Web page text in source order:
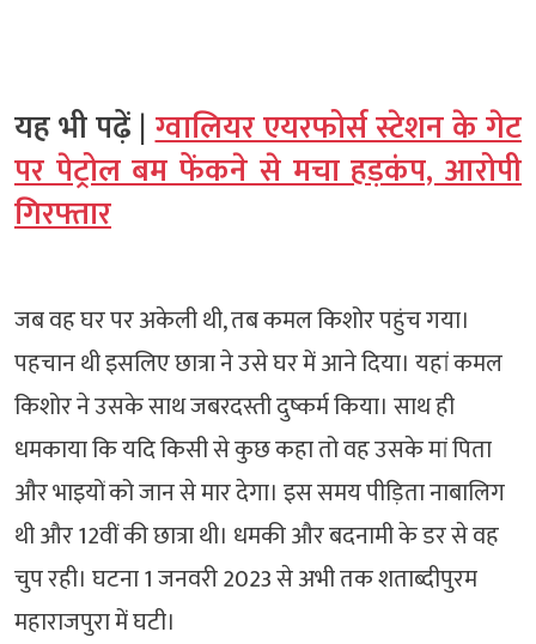
यह भी पढ़ें |ग्वालियर एयरफोर्स स्टेशन के गेट
पर पेट्रोल बम फेंकने से मचा हड़कंप, आरोपी
गिरफ्तार
जब वह घर पर अकेली थी, तब कमल किशोर पहुंच गया।
पहचान थी इसलिए छात्रा ने उसे घर में आने दिया। यहां कमल
किशोर ने उसके साथ जबरदस्ती दुष्कर्म किया। साथ ही
धमकाया कि यदि किसी से कुछ कहा तो वह उसके मां पिता
और भाइयों को जान से मार देगा। इस समय पीड़िता नाबालिग
थी और 12वीं की छात्रा थी। धमकी और बदनामी के डर से वह
चुप रही। घटना 1 जनवरी 2023 से अभी तक शताब्दीपुरम
महाराजपुरा में घटी।